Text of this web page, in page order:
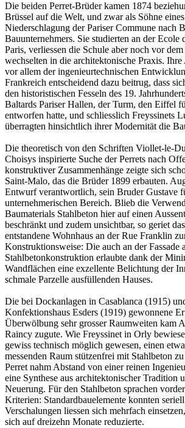
Die beiden Perret-Brüder kamen 1874
Brüssel auf die Welt, und zwar als Söhne
Niederschlagung der Pariser Commune nach
Bauunternehmers. Sie studierten an der Ecole
Paris, verliessen die Schule aber noch vor
wechselten in die architektonische Praxis.
vor allem der ingenieurtechnischen
Frankreich entscheidend dazu beitrug, dass
den historistischen Fesseln des 19.
Baltards Pariser Hallen, der Turm, den Eiffel
entworfen hatte, und schliesslich Freyssinets
überragten hinsichtlich ihrer Modernität die
Die theoretisch von den Schriften Viollet-le-
Choisys inspirierte Suche der Perrets nach
konstruktiver Zusammenhänge zeigte sich
Saint-Malo, das die Brüder 1899 erbauten.
Entwurf verantwortlich, sein Bruder Gustave
unternehmerischen Bereich. Blieb die
Baumaterials Stahlbeton hier auf einen
beschränkt und zudem unsichtbar, so geriet
entstandene Wohnhaus an der Rue Franklin
Konstruktionsweise: Die auch an der Fassade
Stahlbetonkonstruktion erlaubte dank der
Wandflächen eine exzellente Belichtung der
schmale Parzelle ausfüllenden Hauses.
Die bei Dockanlagen in Casablanca (1915)
Konfektionshaus Esders (1919) gewonnene
Überwölbung sehr grosser Raumweiten kam
Raincy zugute. Wie Freyssinet in Orly
gewiss technisch möglich gewesen, einen
messenden Raum stützenfrei mit Stahlbeton
Perret nahm Abstand von einer reinen
eine Synthese aus architektonischer Tradition
Neuerung. Für den Stahlbeton sprachen
Kriterien: Standardbauelemente konnten
Verschalungen liessen sich mehrfach
sich auf dreizehn Monate reduzierte.